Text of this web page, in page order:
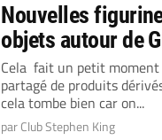
Nouvelles
objets autour de
Cela fait un petit moment
partagé de produits
cela tombe bien car on...
par Club Stephen King